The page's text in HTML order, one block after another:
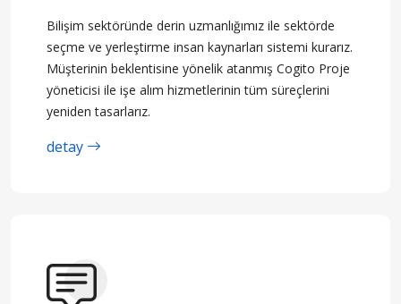
Bilişim sektöründe derin uzmanlığımız ile sektörde
seçme ve yerleştirme insan kaynarları sistemi kurarız.
Müşterinin beklentisine yönelik atanmış Cogito Proje
yöneticisi ile işe alım hizmetlerinin tüm süreçlerini
yeniden tasarlarız.
detay